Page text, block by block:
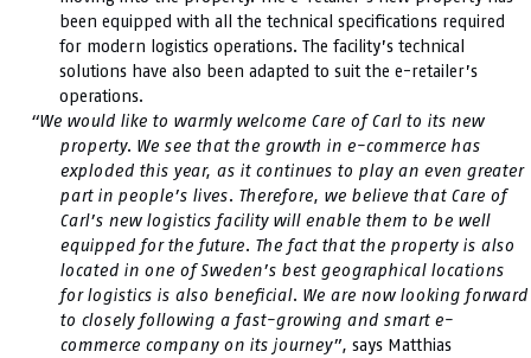
been equipped with all the technical specifications required
for modern logistics operations. The facility’s technical
solutions have also been adapted to suit the e-retailer’s
operations.
“We would like to warmly welcome Care of Carl to its new
property. We see that the growth in e-commerce has
exploded this year, as it continues to play an even greater
part in people’s lives. Therefore, we believe that Care of
Carl’s new logistics facility will enable them to be well
equipped for the future. The fact that the property is also
located in one of Sweden’s best geographical locations
for logistics is also beneficial. We are now looking forward
to closely following a fast-growing and smart e-
commerce company on its journey”, says Matthias